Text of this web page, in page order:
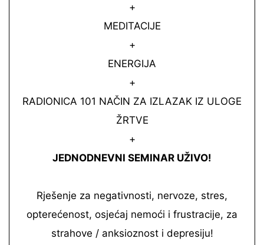
+
MEDITACIJE
+
ENERGIJA
+
RADIONICA 101 NAČIN ZA IZLAZAK IZ ULOGE
ŽRTVE
+
JEDNODNEVNI SEMINAR UŽIVO!
Rješenje za negativnosti, nervoze, stres,
opterećenost, osjećaj nemoći i frustracije, za
strahove / anksioznost i depresiju!